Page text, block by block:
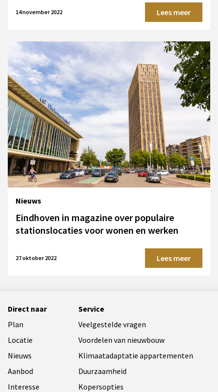
14 november 2022 Lees meer
Nieuws
Eindhoven in magazine over populaire
stationslocaties voor wonen en werken
27 oktober 2022 Lees meer
Direct naar
Plan
Locatie
Nieuws
Aanbod
Interesse
Service
Veelgestelde vragen
Voordelen van nieuwbouw
Klimaatadaptatie appartementen
Duurzaamheid
Kopersopties